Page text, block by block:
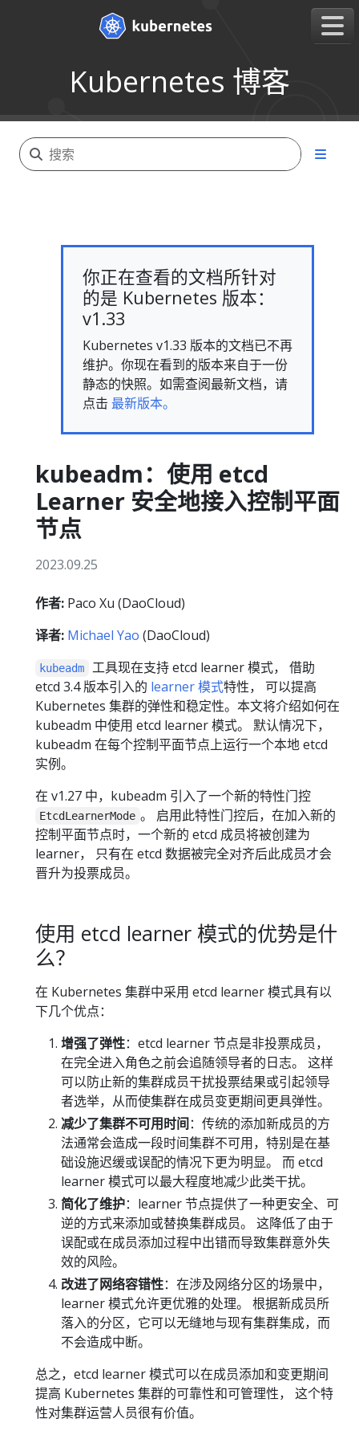
Kubernetes 博客
你正在查看的文档所针对
的是 Kubernetes 版本：
v1.33
Kubernetes v1.33 版本的文档已不再
维护。你现在看到的版本来自于一份
静态的快照。如需查阅最新文档，请
点击 最新版本。
kubeadm：使用 etcd
Learner 安全地接入控制平面
节点
2023.09.25
作者: Paco Xu (DaoCloud)
译者: Michael Yao (DaoCloud)
kubeadm
工具现在支持 etcd learner 模式， 借助
etcd 3.4 版本引入的 learner 模式特性， 可以提高
Kubernetes 集群的弹性和稳定性。本文将介绍如何在
kubeadm 中使用 etcd learner 模式。 默认情况下，
kubeadm 在每个控制平面节点上运行一个本地 etcd
实例。
在 v1.27 中，kubeadm 引入了一个新的特性门控
EtcdLearnerMode 。 启用此特性门控后，在加入新的
控制平面节点时，一个新的 etcd 成员将被创建为
learner， 只有在 etcd 数据被完全对齐后此成员才会
晋升为投票成员。
使用 etcd learner 模式的优势是什
么？
在 Kubernetes 集群中采用 etcd learner 模式具有以
下几个优点：
增强了弹性：etcd learner 节点是非投票成员，
在完全进入角色之前会追随领导者的日志。 这样
可以防止新的集群成员干扰投票结果或引起领导
者选举，从而使集群在成员变更期间更具弹性。
减少了集群不可用时间：传统的添加新成员的方
法通常会造成一段时间集群不可用，特别是在基
础设施迟缓或误配的情况下更为明显。 而 etcd
learner 模式可以最大程度地减少此类干扰。
简化了维护：learner 节点提供了一种更安全、可
逆的方式来添加或替换集群成员。 这降低了由于
误配或在成员添加过程中出错而导致集群意外失
效的风险。
改进了网络容错性：在涉及网络分区的场景中，
learner 模式允许更优雅的处理。 根据新成员所
落入的分区，它可以无缝地与现有集群集成，而
不会造成中断。
总之，etcd learner 模式可以在成员添加和变更期间
提高 Kubernetes 集群的可靠性和可管理性， 这个特
性对集群运营人员很有价值。